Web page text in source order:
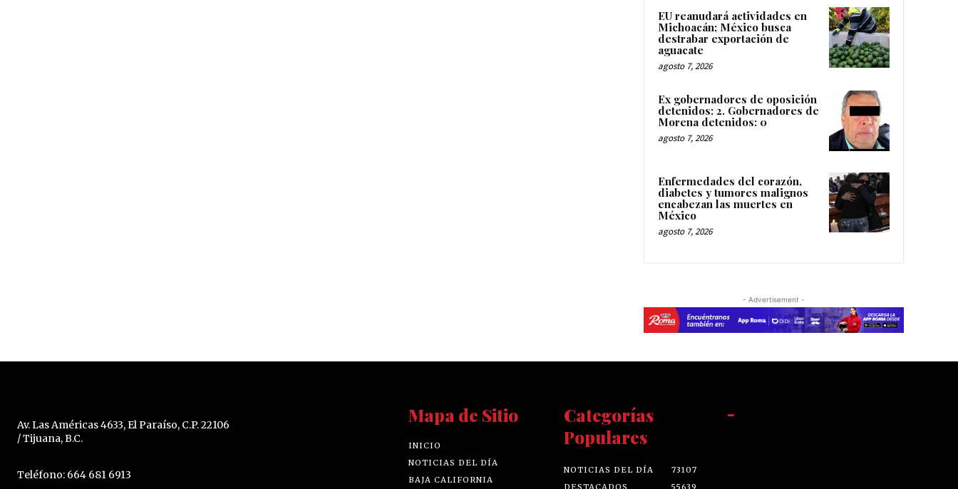
EU reanudará actividades en
Michoacán; México busca
destrabar exportación de
aguacate
agosto 7, 2026
Ex gobernadores de oposición
detenidos: 2. Gobernadores de
Morena detenidos: 0
agosto 7, 2026
Enfermedades del corazón,
diabetes y tumores malignos
encabezan las muertes en
México
agosto 7, 2026
- Advertisement -
Av. Las Américas 4633, El Paraíso, C.P. 22106
/ Tijuana, B.C.
Teléfono: 664 681 6913
Mapa de Sitio
INICIO
NOTICIAS DEL DÍA
BAJA CALIFORNIA
Categorías
Populares
NOTICIAS DEL DÍA
73107
-